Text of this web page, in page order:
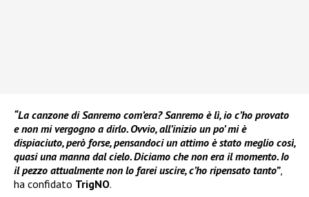
“La canzone di Sanremo com’era? Sanremo è lì, io c’ho provato
e non mi vergogno a dirlo. Ovvio, all’inizio un po’ mi è
dispiaciuto, però forse, pensandoci un attimo è stato meglio così,
quasi una manna dal cielo. Diciamo che non era il momento. Io
il pezzo attualmente non lo farei uscire, c’ho ripensato tanto”,
ha confidato TrigNO.